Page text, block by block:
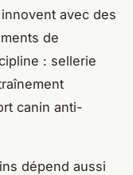
avec des
de
: sellerie
canin anti-
dépend aussi